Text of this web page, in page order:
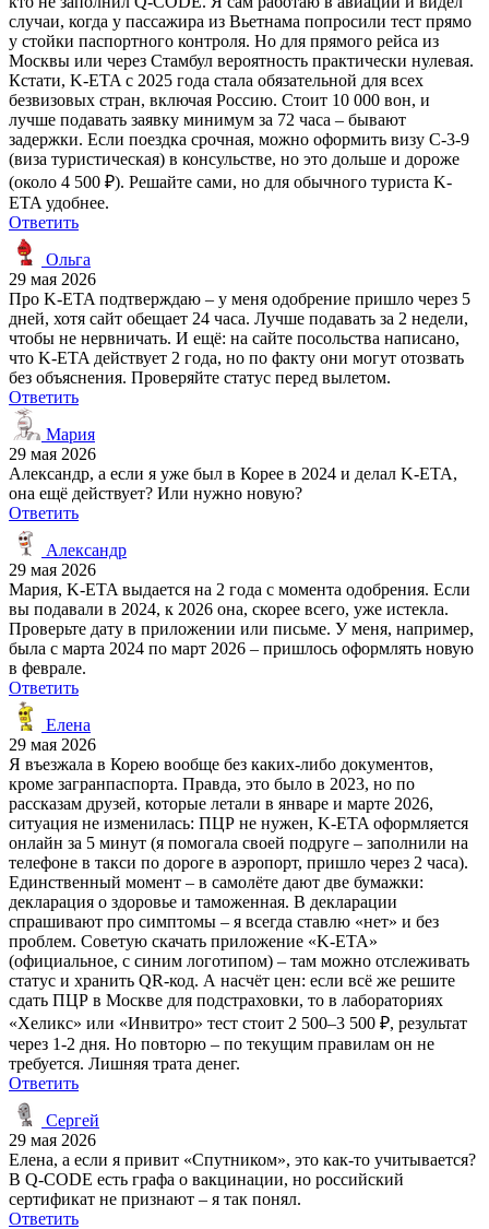
случаи, когда у пассажира из Вьетнама попросили тест прямо
у стойки паспортного контроля. Но для прямого рейса из
Москвы или через Стамбул вероятность практически нулевая.
Кстати, K-ETA с 2025 года стала обязательной для всех
безвизовых стран, включая Россию. Стоит 10 000 вон, и
лучше подавать заявку минимум за 72 часа – бывают
задержки. Если поездка срочная, можно оформить визу C-3-9
(виза туристическая) в консульстве, но это дольше и дороже
(около 4 500 ₽). Решайте сами, но для обычного туриста K-
ETA удобнее.
Ответить
Ольга
29 мая 2026
Про K-ETA подтверждаю – у меня одобрение пришло через 5
дней, хотя сайт обещает 24 часа. Лучше подавать за 2 недели,
чтобы не нервничать. И ещё: на сайте посольства написано,
что K-ETA действует 2 года, но по факту они могут отозвать
без объяснения. Проверяйте статус перед вылетом.
Ответить
Мария
29 мая 2026
Александр, а если я уже был в Корее в 2024 и делал K-ETA,
она ещё действует? Или нужно новую?
Ответить
Александр
29 мая 2026
Мария, K-ETA выдается на 2 года с момента одобрения. Если
вы подавали в 2024, к 2026 она, скорее всего, уже истекла.
Проверьте дату в приложении или письме. У меня, например,
была с марта 2024 по март 2026 – пришлось оформлять новую
в феврале.
Ответить
Елена
29 мая 2026
Я въезжала в Корею вообще без каких-либо документов,
кроме загранпаспорта. Правда, это было в 2023, но по
рассказам друзей, которые летали в январе и марте 2026,
ситуация не изменилась: ПЦР не нужен, K-ETA оформляется
онлайн за 5 минут (я помогала своей подруге – заполнили на
телефоне в такси по дороге в аэропорт, пришло через 2 часа).
Единственный момент – в самолёте дают две бумажки:
декларация о здоровье и таможенная. В декларации
спрашивают про симптомы – я всегда ставлю «нет» и без
проблем. Советую скачать приложение «K-ETA»
(официальное, с синим логотипом) – там можно отслеживать
статус и хранить QR-код. А насчёт цен: если всё же решите
сдать ПЦР в Москве для подстраховки, то в лабораториях
«Хеликс» или «Инвитро» тест стоит 2 500–3 500 ₽, результат
через 1-2 дня. Но повторю – по текущим правилам он не
требуется. Лишняя трата денег.
Ответить
Сергей
29 мая 2026
Елена, а если я привит «Спутником», это как-то учитывается?
В Q-CODE есть графа о вакцинации, но российский
сертификат не признают – я так понял.
Ответить